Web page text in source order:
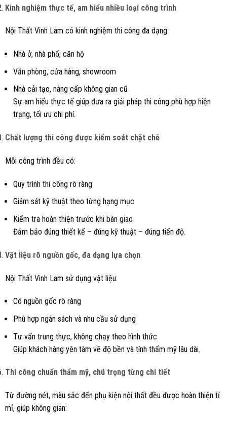
Kinh nghiệm thực tế, am hiểu nhiều loại công trình
Nội Thất Vinh Lam có kinh nghiệm thi công đa dạng:
Nhà ở, nhà phố, căn hộ
Văn phòng, cửa hàng, showroom
Nhà cải tạo, nâng cấp không gian cũ
Sự am hiểu thực tế giúp đưa ra giải pháp thi công phù hợp hiện
trạng, tối ưu chi phí.
Chất lượng thi công được kiểm soát chặt chẽ
Mỗi công trình đều có:
Quy trình thi công rõ ràng
Giám sát kỹ thuật theo từng hạng mục
Kiểm tra hoàn thiện trước khi bàn giao
Đảm bảo đúng thiết kế – đúng kỹ thuật – đúng tiến độ.
Vật liệu rõ nguồn gốc, đa dạng lựa chọn
Nội Thất Vinh Lam sử dụng vật liệu:
Có nguồn gốc rõ ràng
Phù hợp ngân sách và nhu cầu sử dụng
Tư vấn trung thực, không chạy theo hình thức
Giúp khách hàng yên tâm về độ bền và tính thẩm mỹ lâu dài.
Thi công chuẩn thẩm mỹ, chú trọng từng chi tiết
Từ đường nét, màu sắc đến phụ kiện nội thất đều được hoàn thiện tỉ
mỉ, giúp không gian: